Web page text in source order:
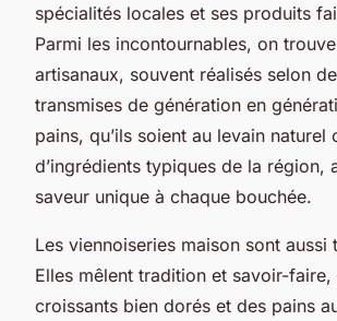
spécialités locales et ses produits
Parmi les incontournables, on
artisanaux, souvent réalisés selon
transmises de génération en
pains, qu’ils soient au levain naturel
d’ingrédients typiques de la région,
saveur unique à chaque bouchée.
Les viennoiseries maison sont aussi
Elles mêlent tradition et savoir-faire,
croissants bien dorés et des pains